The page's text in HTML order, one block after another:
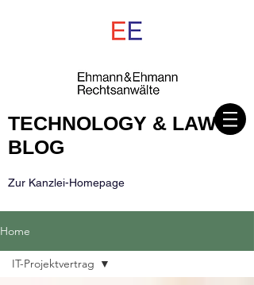
TECHNOLOGY & LAW
BLOG
Zur Kanzlei-Homepage
Home
IT-Projektvertrag